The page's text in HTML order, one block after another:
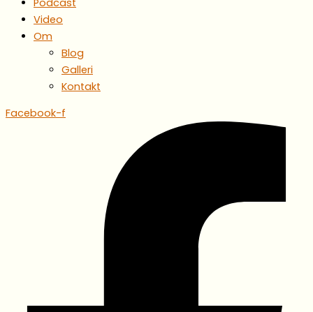
Video
Om
Blog
Galleri
Kontakt
Facebook-f